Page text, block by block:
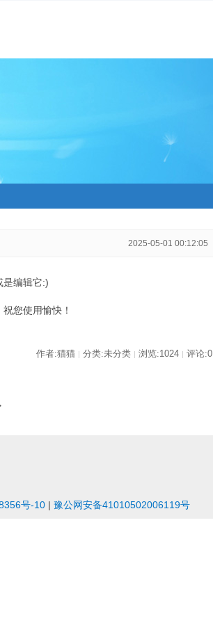
2025-05-01 00:12:05
是编辑它:)
您使用愉快！
作者:猫猫 | 分类:未分类 | 浏览:1024 | 评论:0
号-10 | 豫公网安备41010502006119号